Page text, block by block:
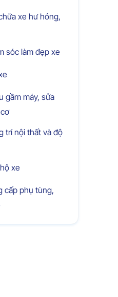
xe hư hỏng,
sóc làm đẹp xe
gầm máy, sửa
trí nội thất và độ
xe
cấp phụ tùng,